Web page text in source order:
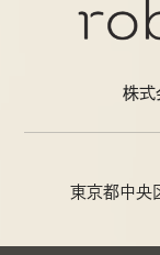
株式
東京都中央